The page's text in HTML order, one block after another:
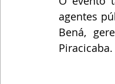
agentes
Bená,
Piracicaba.